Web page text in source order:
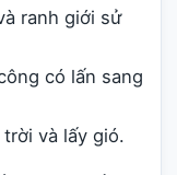
ranh giới sử
có lấn sang
và lấy gió.